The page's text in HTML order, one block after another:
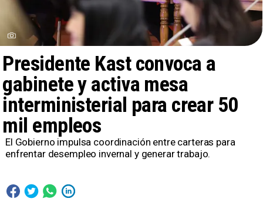
Presidente Kast convoca a
gabinete y activa mesa
interministerial para crear 50
mil empleos
El Gobierno impulsa coordinación entre carteras para
enfrentar desempleo invernal y generar trabajo.